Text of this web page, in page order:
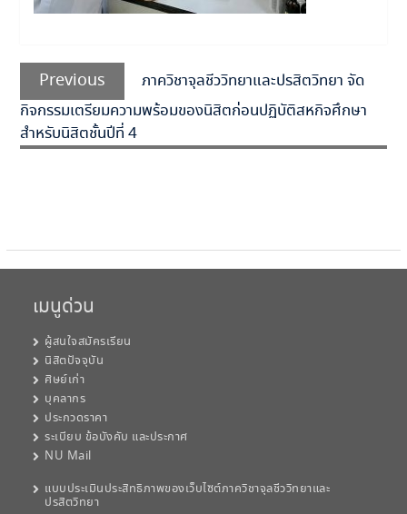
แนะแนว
เรื่อง
Previous
Previous
post:
ภาควิชาจุลชีววิทยาและปรสิตวิทยา จัด
กิจกรรมเตรียมความพร้อมของนิสิตก่อนปฏิบัติสหกิจศึกษา
สำหรับนิสิตชั้นปีที่ 4
เมนูด่วน
ผู้สนใจสมัครเรียน
นิสิตปัจจุบัน
ศิษย์เก่า
บุคลากร
ประกวดราคา
ระเบียบ ข้อบังคับ และประกาศ
NU Mail
แบบประเมินประสิทธิภาพของเว็บไซต์ภาควิชาจุลชีววิทยาและ
ปรสิตวิทยา